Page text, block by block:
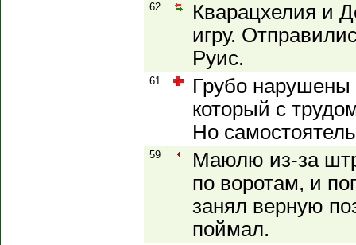
62
Кварацхелия и
игру.
Руис.
61
Грубо нарушены
который с
Но
59
Маюлю из-за
по воротам, и
занял верную
поймал.